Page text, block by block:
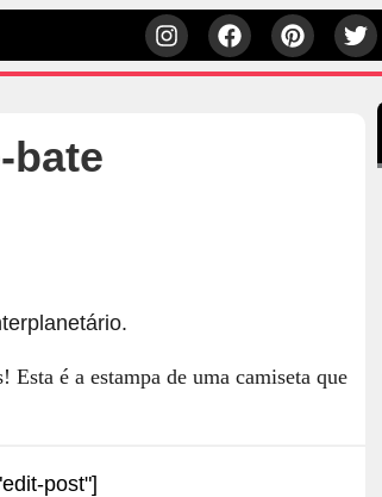
bate
é a estampa de uma camiseta que
post"]